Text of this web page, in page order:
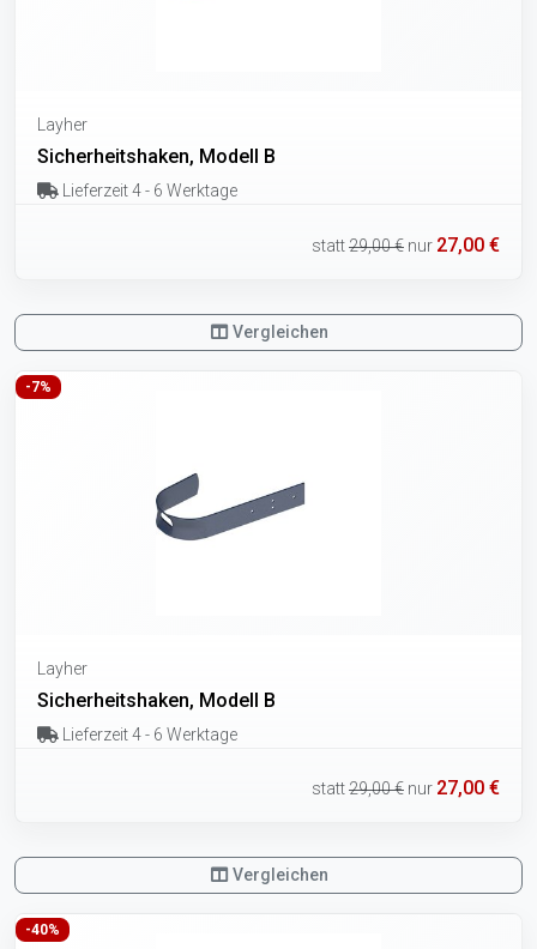
Layher
Sicherheitshaken, Modell B
Lieferzeit 4 - 6 Werktage
statt29,00 € nur 27,00 €
Vergleichen
-7%
Layher
Sicherheitshaken, Modell B
Lieferzeit 4 - 6 Werktage
statt29,00 € nur 27,00 €
Vergleichen
-40%